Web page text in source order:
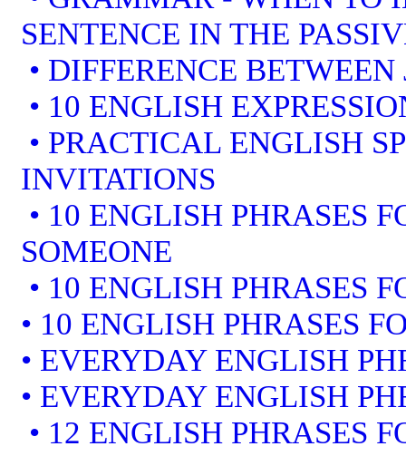
SENTENCE IN THE
• DIFFERENCE
• 10 ENGLISH
• PRACTICAL ENGLISH
INVITATIONS
• 10 ENGLISH PHRASES
SOMEONE
• 10 ENGLISH PHRASES
• 10 ENGLISH PHRASES
• EVERYDAY ENGLISH
• EVERYDAY ENGLISH
• 12 ENGLISH PHRASES